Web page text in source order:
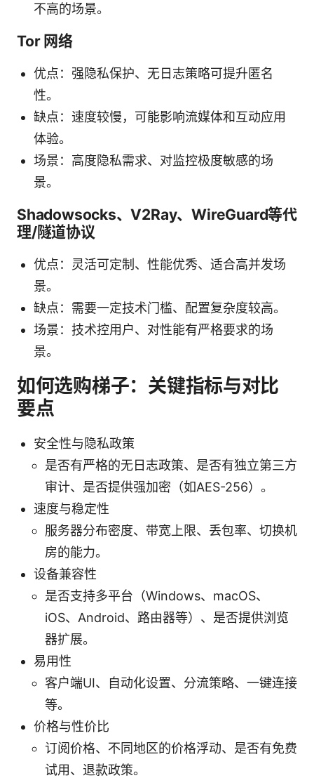
不高的场景。
Tor 网络
优点：强隐私保护、无日志策略可提升匿名
性。
缺点：速度较慢，可能影响流媒体和互动应用
体验。
场景：高度隐私需求、对监控极度敏感的场
景。
Shadowsocks、V2Ray、WireGuard等代
理/隧道协议
优点：灵活可定制、性能优秀、适合高并发场
景。
缺点：需要一定技术门槛、配置复杂度较高。
场景：技术控用户、对性能有严格要求的场
景。
如何选购梯子：关键指标与对比
要点
安全性与隐私政策
是否有严格的无日志政策、是否有独立第三方
审计、是否提供强加密（如AES-256）。
速度与稳定性
服务器分布密度、带宽上限、丢包率、切换机
房的能力。
设备兼容性
是否支持多平台（Windows、macOS、
iOS、Android、路由器等）、是否提供浏览
器扩展。
易用性
客户端UI、自动化设置、分流策略、一键连接
等。
价格与性价比
订阅价格、不同地区的价格浮动、是否有免费
试用、退款政策。